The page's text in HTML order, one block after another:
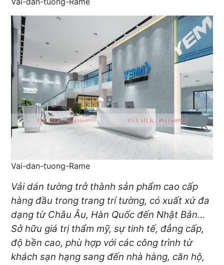
Vai-dan-tuong-Rame
Vải dán tường trở thành sản phẩm cao cấp
hàng đầu trong trang trí tường, có xuất xứ đa
dạng từ Châu Âu, Hàn Quốc đến Nhật Bản…
Sở hữu giá trị thẩm mỹ, sự tinh tế, đẳng cấp,
độ bền cao, phù hợp với các công trình từ
khách sạn hạng sang đến nhà hàng, căn hộ,